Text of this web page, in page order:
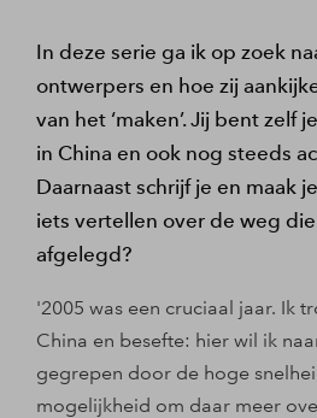
In deze serie ga ik op zoek
ontwerpers en hoe zij
van het ‘maken’. Jij bent zelf
in China en ook nog steeds
Daarnaast schrijf je en maak
iets vertellen over de weg
afgelegd?
'2005 was een cruciaal jaar. Ik
China en besefte: hier wil ik
gegrepen door de hoge
mogelijkheid om daar meer